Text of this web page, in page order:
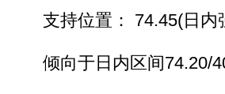
支持位置： 74.45(日内
倾向于日内区间74.20/